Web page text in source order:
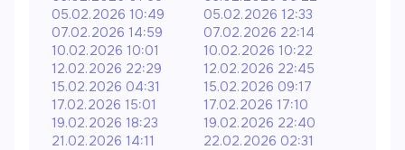
05.02.2026 10:49
05.02.2026 12:33
07.02.2026 14:59
07.02.2026 22:14
10.02.2026 10:01
10.02.2026 10:22
12.02.2026 22:29
12.02.2026 22:45
15.02.2026 04:31
15.02.2026 09:17
17.02.2026 15:01
17.02.2026 17:10
19.02.2026 18:23
19.02.2026 22:40
21.02.2026 14:11
22.02.2026 02:31